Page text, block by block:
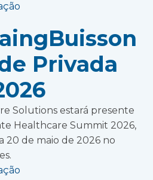
Privada
Solutions estará presente
Healthcare Summit 2026,
20 de maio de 2026 no